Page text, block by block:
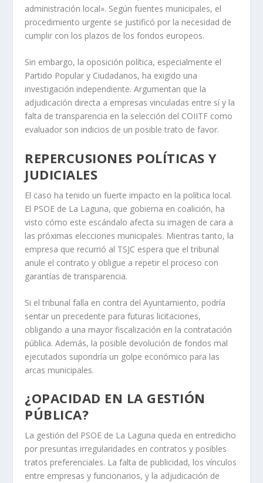
administración local». Según fuentes municipales, el
procedimiento urgente se justificó por la necesidad de
cumplir con los plazos de los fondos europeos.
Sin embargo, la oposición política, especialmente el
Partido Popular y Ciudadanos, ha exigido una
investigación independiente. Argumentan que la
adjudicación directa a empresas vinculadas entre sí y la
falta de transparencia en la selección del COIITF como
evaluador son indicios de un posible trato de favor.
REPERCUSIONES POLÍTICAS Y
JUDICIALES
El caso ha tenido un fuerte impacto en la política local.
El PSOE de La Laguna, que gobierna en coalición, ha
visto cómo este escándalo afecta su imagen de cara a
las próximas elecciones municipales. Mientras tanto, la
empresa que recurrió al TSJC espera que el tribunal
anule el contrato y obligue a repetir el proceso con
garantías de transparencia.
Si el tribunal falla en contra del Ayuntamiento, podría
sentar un precedente para futuras licitaciones,
obligando a una mayor fiscalización en la contratación
pública. Además, la posible devolución de fondos mal
ejecutados supondría un golpe económico para las
arcas municipales.
¿OPACIDAD EN LA GESTIÓN
PÚBLICA?
La gestión del PSOE de La Laguna queda en entredicho
por presuntas irregularidades en contratos y posibles
tratos preferenciales. La falta de publicidad, los vínculos
entre empresas y funcionarios, y la adjudicación de